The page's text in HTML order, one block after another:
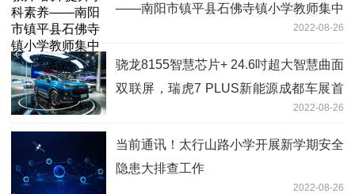
——南阳市镇平县石佛寺镇小学教师集中
2022-08-26
骁龙8155智慧芯片+ 24.6吋超大智慧曲面
双联屏，瑞虎7 PLUS新能源成都车展首
2022-08-26
当前通讯！太行山路小学开展新学期安全
隐患大排查工作
2022-08-26